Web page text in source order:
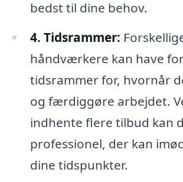
bedst til dine behov.
4. Tidsrammer:
håndværkere kan have
tidsrammer for, hvornår
og færdiggøre arbejdet.
indhente flere tilbud kan
professionel, der kan
dine tidspunkter.